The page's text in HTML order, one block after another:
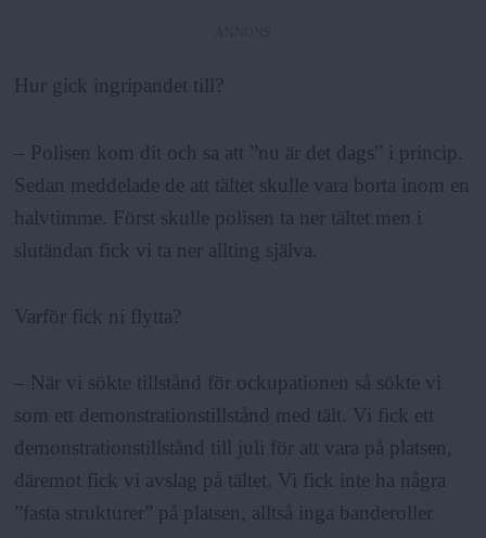
a
Hur gick ingripandet till?
– Polisen kom dit och sa att ”nu är det dags” i princip.
Sedan meddelade de att tältet skulle vara borta inom en
halvtimme. Först skulle polisen ta ner tältet men i
slutändan fick vi ta ner allting själva.
Varför fick ni flytta?
– När vi sökte tillstånd för ockupationen så sökte vi
som ett demonstrationstillstånd med tält. Vi fick ett
demonstrationstillstånd till juli för att vara på platsen,
däremot fick vi avslag på tältet. Vi fick inte ha några
”fasta strukturer” på platsen, alltså inga banderoller